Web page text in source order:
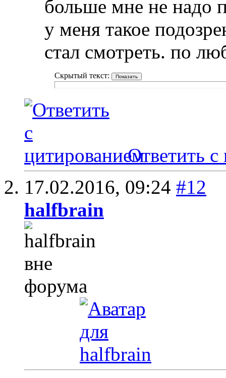
больше мне не надо
у меня такое
стал смотреть. по
Скрытый текст:
Ответить с
17.02.2016, 09:24 #12
halfbrain